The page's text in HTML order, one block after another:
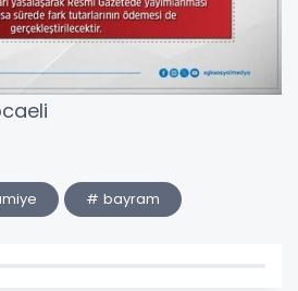
# bayram